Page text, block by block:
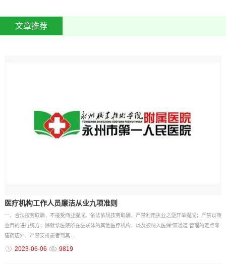
文章推荐
医疗机构工作人员廉洁从业九项准则
一、合法按劳取酬，不接受商业提成。依法依规按劳取酬。严禁利用执业之便开单提成；严禁以商
业目的进行统方；除就诊医院所在医联体的其他医疗机构，以及被纳入医保“双通道”管理的定点零
售药店外，严禁安排患者到其...
2023-06-06 9819